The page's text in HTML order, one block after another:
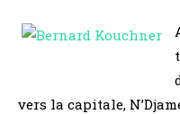
vers la capitale,